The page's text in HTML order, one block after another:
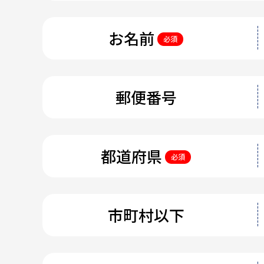
お名前 必須
郵便番号
都道府県 必須
市町村以下